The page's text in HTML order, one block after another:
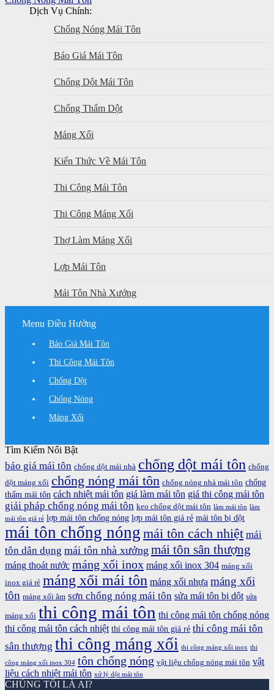
Dịch Vụ Chính:
Chống Nóng Mái Tôn
Báo Giá Mái Tôn
Chống Dột Mái Tôn
Chống Thấm Dột
Máng Xối
Kiến Thức Về Mái Tôn
Thi Công Mái Tôn
Thi Công Máng Xối
Thợ Làm Máng Xối
Lợp Mái Tôn
Mái Tôn Nhà Xưởng
Menu Điều Hướng
Báo Giá Mái Tôn
Thi Công Mái Tôn
Chống Dột
Chống Nóng
Máng Xối
Tìm Kiếm Nổi Bật
báo giá mái tôn chống dột mái nhà chống dột mái tôn chống
dột máng xối chống nóng mái tôn chống nóng nhà mái tôn chống
thấm mái tôn cách nhiệt mái tôn giá làm mái tôn giá thi công mái tôn
giải pháp chống nóng mái tôn keo chống dột mái tôn làm mái tôn làm
mái tôn giá rẻ lợp mái tôn chống nóng lợp mái tôn giá rẻ mái tôn bị dột
mái tôn chống nóng mái tôn cách nhiệt mái
tôn dân dụng mái tôn nhà xưởng mái tôn sân thượng
máng thoát nước máng xối inox máng xối inox 304 máng xối
inox giá rẻ máng xối mái tôn máng xối nhựa máng xối
tôn máng xối âm sơn chống nóng mái tôn sửa mái tôn bị dột sửa
máng xối thi công mái tôn thi công mái tôn chống nóng
thi công mái tôn cách nhiệt thi công mái tôn giá rẻ thi công mái tôn
sân thượng thi công máng xối thi công máng xối inox thi
công máng xối inox 304 tôn chống nóng vật liệu chống nóng mái tôn vật
liệu cách nhiệt mái tôn xử lý dột mái tôn
CHÚNG TÔI LÀ AI?